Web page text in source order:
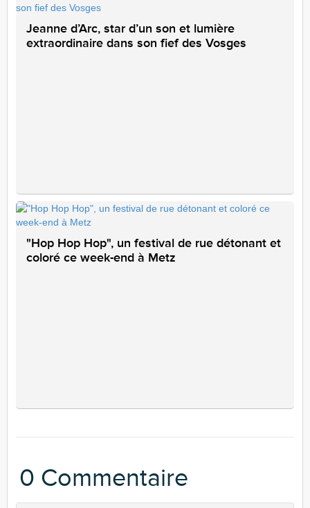
Jeanne d’Arc, star d’un son et lumière
extraordinaire dans son fief des Vosges
"Hop Hop Hop", un festival de rue détonant et
coloré ce week-end à Metz
0 Commentaire